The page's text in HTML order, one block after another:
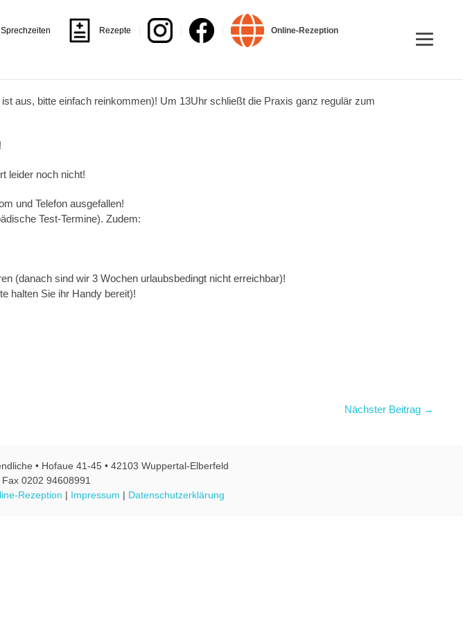
Sprechzeiten Rezepte Online-Rezeption
aus, bitte einfach reinkommen)! Um 13Uhr schließt die Praxis ganz regulär zum
leider noch nicht!
und Telefon ausgefallen!
Test-Termine). Zudem:
(danach sind wir 3 Wochen urlaubsbedingt nicht erreichbar)!
halten Sie ihr Handy bereit)!
Nächster Beitrag →
• Hofaue 41-45 • 42103 Wuppertal-Elberfeld
0202 94608991
Rezeption | Impressum | Datenschutzerklärung